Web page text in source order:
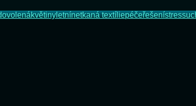
květinyletnínetkaná textíliepéčeřešenístres